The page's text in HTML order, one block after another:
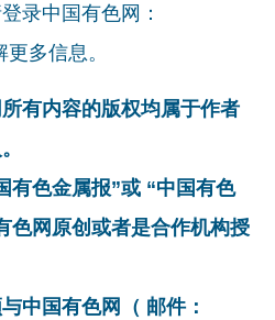
录中国有色网：
更多信息。
有内容的版权均属于作者
有色金属报”或 “中国有色
色网原创或者是合作机构授
中国有色网（ 邮件：